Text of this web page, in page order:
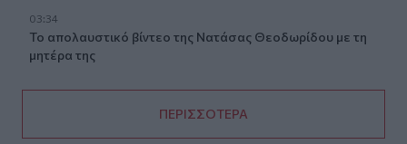
03:34
Το απολαυστικό βίντεο της Νατάσας Θεοδωρίδου με τη
μητέρα της
ΠΕΡΙΣΣΟΤΕΡΑ